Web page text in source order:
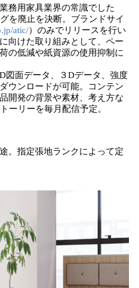
務用家具業界の常識でした
を廃止を決断。ブランドサイ
atic/）のみでリリースを行い
向けた取り組みとして、ペー
の低減や紙資源の使用抑制に
図面データ、３Dデータ、強度
ウンロードが可能。コンテン
開発の背景や素材、考え方な
ーリーを毎月配信予定。
。指定張地ランクによって定